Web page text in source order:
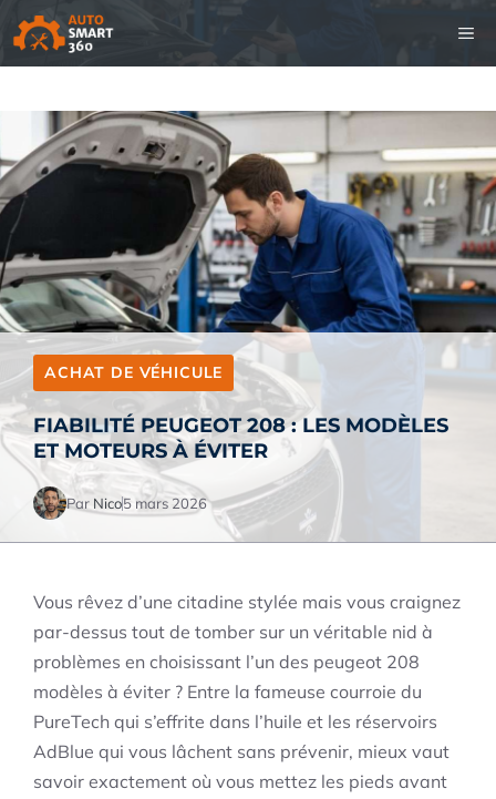
Aller
au
contenu
ACHAT DE VÉHICULE
FIABILITÉ PEUGEOT 208 : LES MODÈLES
ET MOTEURS À ÉVITER
Par Nico5 mars 2026
Vous rêvez d’une citadine stylée mais vous craignez
par-dessus tout de tomber sur un véritable nid à
problèmes en choisissant l’un des peugeot 208
modèles à éviter ? Entre la fameuse courroie du
PureTech qui s’effrite dans l’huile et les réservoirs
AdBlue qui vous lâchent sans prévenir, mieux vaut
savoir exactement où vous mettez les pieds avant